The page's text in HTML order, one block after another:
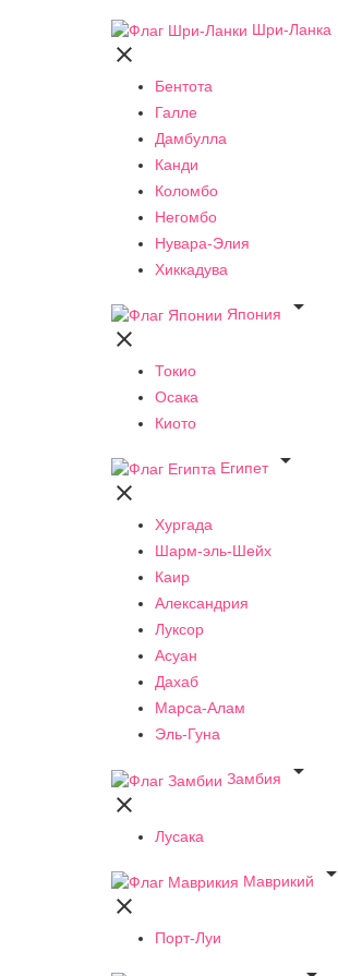
Шри-Ланка

Бентота
Галле
Дамбулла
Канди
Коломбо
Негомбо
Нувара-Элия
Хиккадува
Япония


Токио
Осака
Киото
Египет


Хургада
Шарм-эль-Шейх
Каир
Александрия
Луксор
Асуан
Дахаб
Марса-Алам
Эль-Гуна
Замбия


Лусака
Маврикий


Порт-Луи